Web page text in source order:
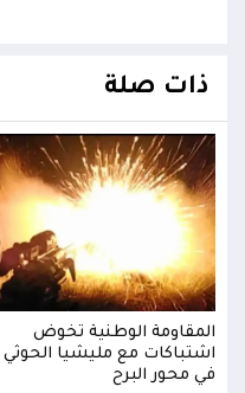
ذات صلة
المقاومة الوطنية تخوض
اشتباكات مع مليشيا الحوثي
في محور البرح